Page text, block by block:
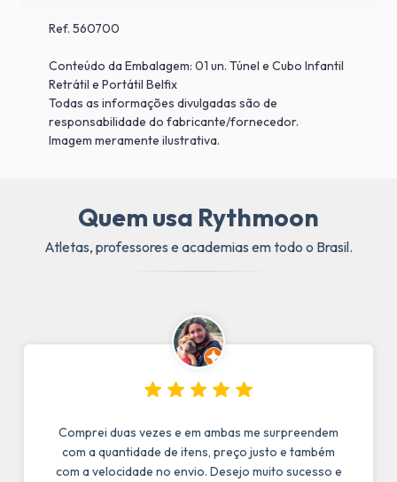
Ref. 560700
Conteúdo da Embalagem: 01 un. Túnel e Cubo Infantil
Retrátil e Portátil Belfix
Todas as informações divulgadas são de
responsabilidade do fabricante/fornecedor.
Imagem meramente ilustrativa.
Quem usa Rythmoon
Atletas, professores e academias em todo o Brasil.
Comprei duas vezes e em ambas me surpreendem
com a quantidade de itens, preço justo e também
com a velocidade no envio. Desejo muito sucesso e